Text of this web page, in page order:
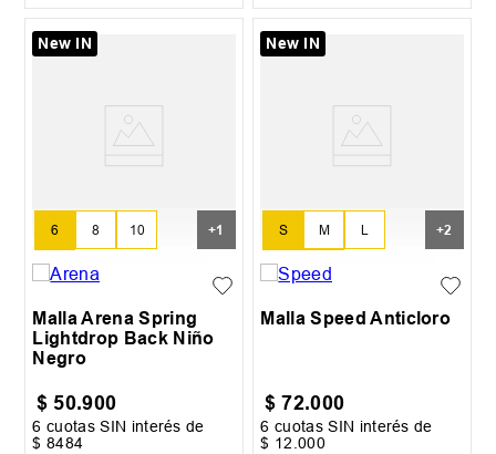
New IN
6 8 10
12
+1
Malla Arena Spring
Lightdrop Back Niño
Negro
$ 50.900
6 cuotas SIN interés de
$ 8484
New IN
S M L
XL XXL
+2
Malla Speed Anticloro
$ 72.000
6 cuotas SIN interés de
$ 12.000